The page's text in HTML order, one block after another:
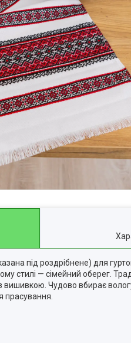
під роздрібнене) для
стилі — сімейний оберег.
Чудово вбирає
прасування.